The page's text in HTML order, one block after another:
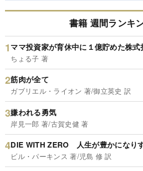
書籍 週間ランキ
ママ投資家が育休中に１億貯めた株式
ちょる子 著
筋肉が全て
ガブリエル・ライオン 著/御立英史 訳
嫌われる勇気
岸見一郎 著/古賀史健 著
DIE WITH ZERO 人生が豊かになり
ビル・パーキンス 著/児島 修 訳